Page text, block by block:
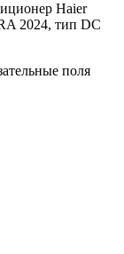
Haier
2024, тип DC
поля